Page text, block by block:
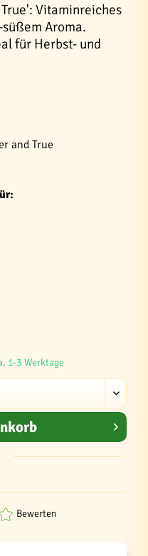
Vitaminreiches
Aroma.
für Herbst- und
and True
1-3 Werktage
Bewerten